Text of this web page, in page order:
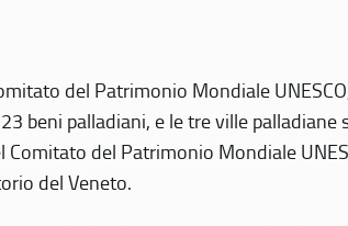
del Patrimonio Mondiale
beni palladiani, e le tre ville palladiane
del Patrimonio Mondiale
del Veneto.